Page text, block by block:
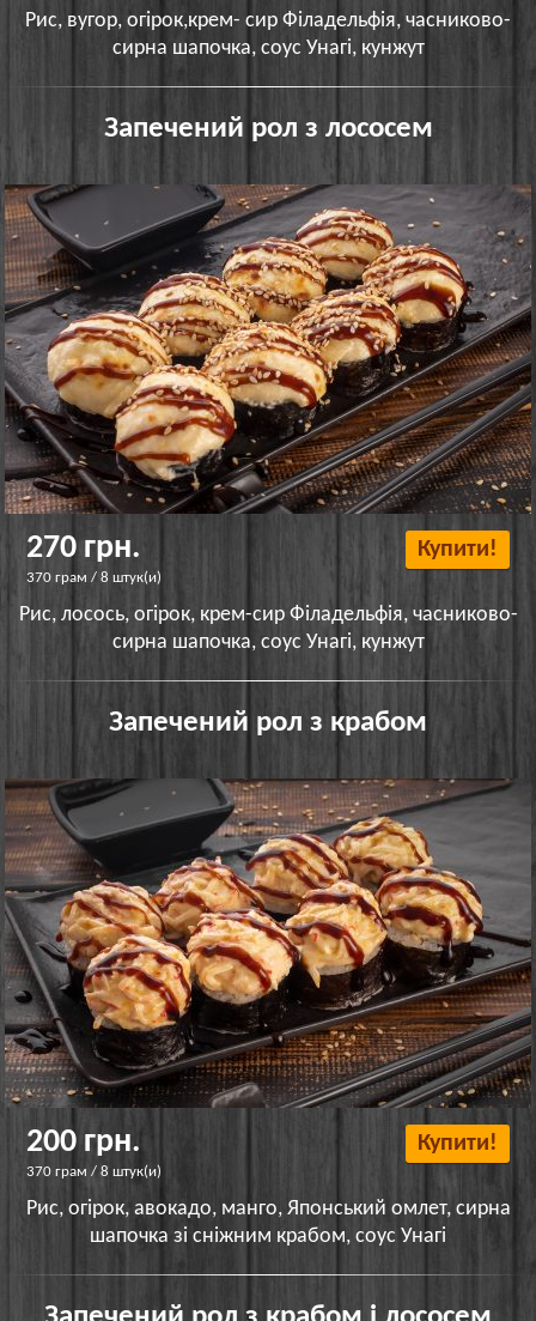
Рис, вугор, огірок,крем- сир Філадельфія, часниково-
сирна шапочка, соус Унагі, кунжут
Запечений рол з лососем
270 грн.
370 грам / 8 штук(и)
Купити!
Рис, лосось, огірок, крем-сир Філадельфія, часниково-
сирна шапочка, соус Унагі, кунжут
Запечений рол з крабом
200 грн.
370 грам / 8 штук(и)
Купити!
Рис, огірок, авокадо, манго, Японський омлет, сирна
шапочка зі сніжним крабом, соус Унагі